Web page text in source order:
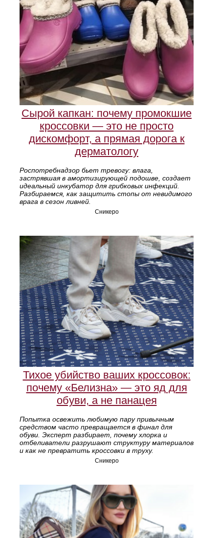
Сырой капкан: почему промокшие
кроссовки — это не просто
дискомфорт, а прямая дорога к
дерматологу
Роспотребнадзор бьет тревогу: влага,
застрявшая в амортизирующей подошве, создает
идеальный инкубатор для грибковых инфекций.
Разбираемся, как защитить стопы от невидимого
врага в сезон ливней.
Сникеро
Тихое убийство ваших кроссовок:
почему «Белизна» — это яд для
обуви, а не панацея
Попытка освежить любимую пару привычным
средством часто превращается в финал для
обуви. Эксперт разбирает, почему хлорка и
отбеливатели разрушают структуру материалов
и как не превратить кроссовки в труху.
Сникеро